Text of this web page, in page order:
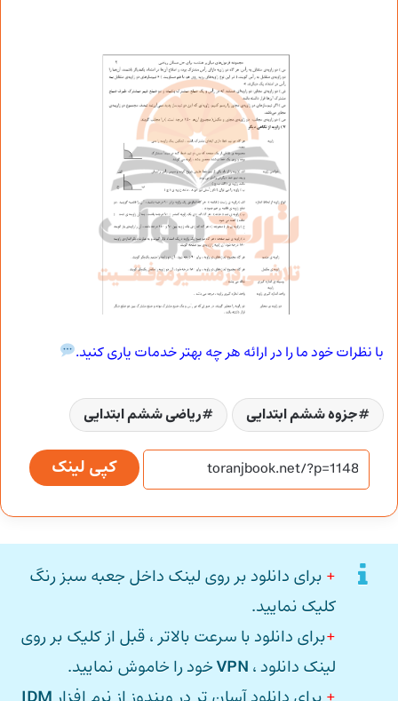
با نظرات خود ما را در ارائه هر چه بهتر خدمات یاری کنید.
جزوه ششم ابتدایی ریاضی ششم ابتدایی
کپی لینک
+ برای دانلود بر روی لینک داخل جعبه سبز رنگ
کلیک نمایید.
+برای دانلود با سرعت بالاتر ، قبل از کلیک بر روی
لینک دانلود ، VPNخود را خاموش نمایید.